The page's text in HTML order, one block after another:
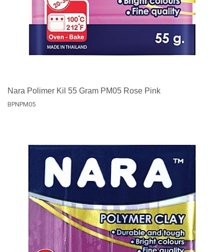
Nara Polimer Kil 55 Gram PM05 Rose Pink
BPNPM05